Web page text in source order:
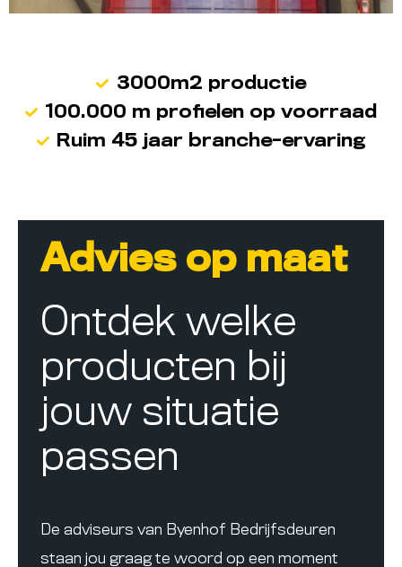
3000m2 productie
100.000 m profielen op voorraad
Ruim 45 jaar branche-ervaring
Advies op maat
Ontdek welke
producten bij
jouw situatie
passen
De adviseurs van Byenhof Bedrijfsdeuren
staan jou graag te woord op een moment